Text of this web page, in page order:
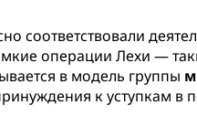
соответствовали
операции Лехи —
в модель группы
к уступкам в